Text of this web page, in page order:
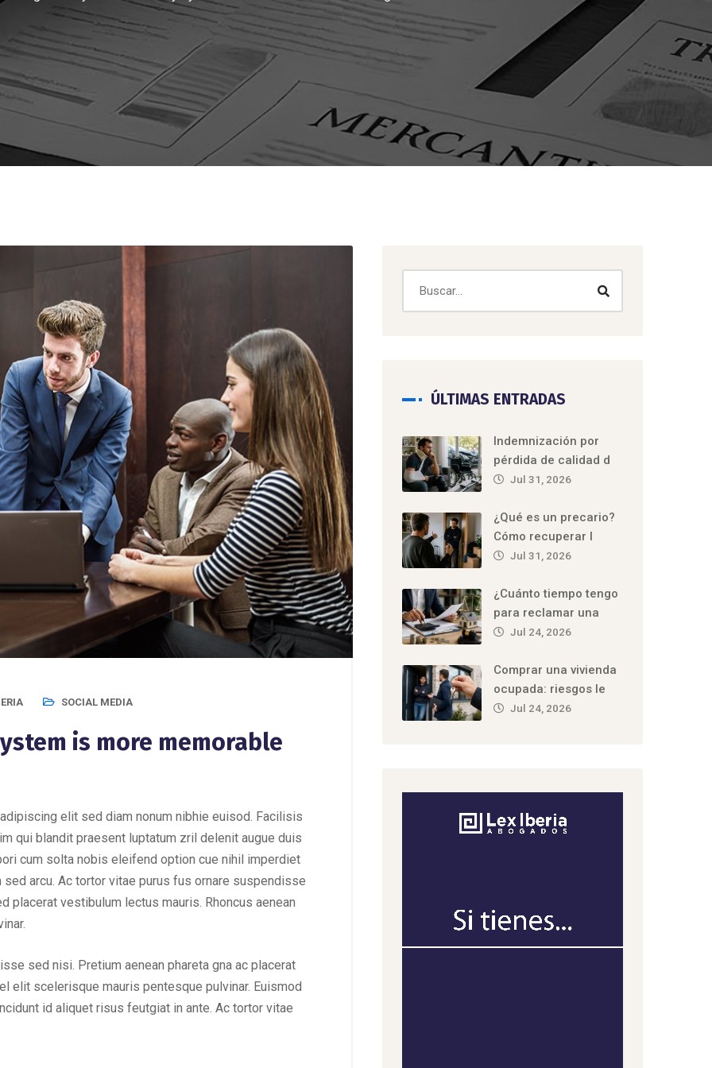
SOCIAL MEDIA
is more memorable
elit sed diam nonum nibhie euisod. Facilisis
qui blandit praesent luptatum zril delenit augue duis
cum solta nobis eleifend option cue nihil imperdiet
arcu. Ac tortor vitae purus fus ornare suspendisse
placerat vestibulum lectus mauris. Rhoncus aenean
sed nisi. Pretium aenean phareta gna ac placerat
elit scelerisque mauris pentesque pulvinar. Euismod
id aliquet risus feutgiat in ante. Ac tortor vitae
ÚLTIMAS ENTRADAS
Indemnización por
pérdida de calidad d
Jul 31, 2026
¿Qué es un precario?
Cómo recuperar l
Jul 31, 2026
¿Cuánto tiempo tengo
para reclamar una
Jul 24, 2026
Comprar una vivienda
ocupada: riesgos le
Jul 24, 2026